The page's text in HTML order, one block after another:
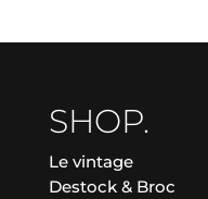
SHOP.
Le vintage
Destock & Broc